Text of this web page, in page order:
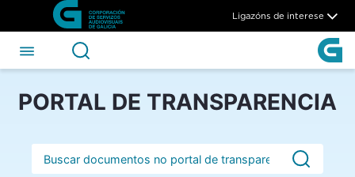
Skip to Main Content
14º contrato derivadoLigazóns de interese
PORTAL DE TRANSPARENCIA
Barra de busca